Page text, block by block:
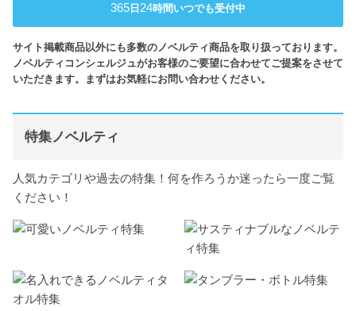
365 日 24時間いつでも受付中
サイト掲載商品以外にも多数のノベルティ商品を取り扱っております。
ノベルティコンシェルジュがお客様のご要望に合わせてご提案をさせて
いただきます。まずはお気軽にお問い合わせください。
特集ノベルティ
人気カテゴリや過去の特集！何を作ろうか迷ったら一度ご覧
ください！